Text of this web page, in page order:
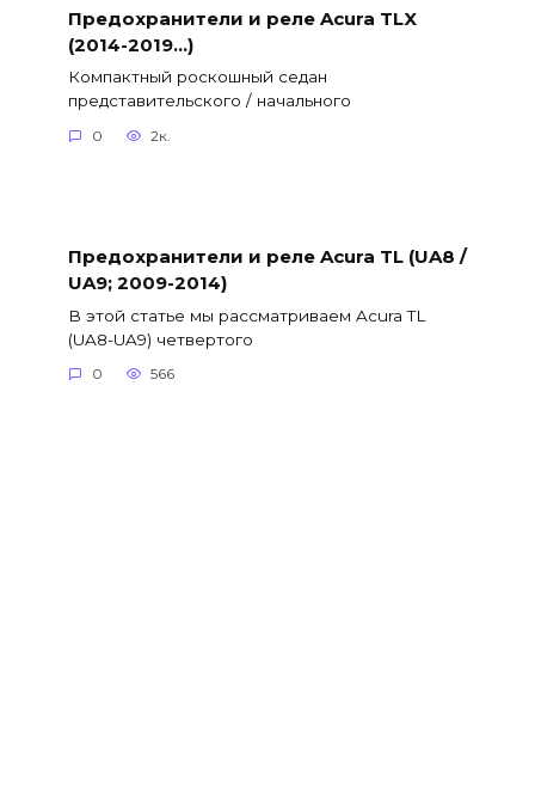
Предохранители и реле Acura TLX
(2014-2019…)
Компактный роскошный седан
представительского / начального
0 2к.
Предохранители и реле Acura TL (UA8 /
UA9; 2009-2014)
В этой статье мы рассматриваем Acura TL
(UA8-UA9) четвертого
0 566